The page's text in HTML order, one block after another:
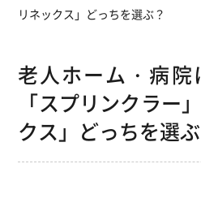
リネックス」どっちを選ぶ？
老人ホーム・病院
「スプリンクラー
クス」どっちを選